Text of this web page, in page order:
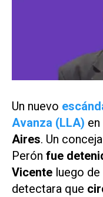
Un nuevo
Avanza (LLA)
Aires. Un
Perón fue
Vicente luego
detectara que